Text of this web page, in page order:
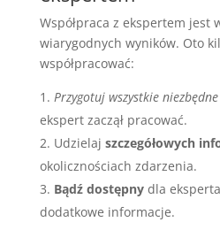
Współpraca z ekspertem jest
wiarygodnych wyników. Oto
współpracować:
Przygotuj wszystkie
ekspert zaczął pracować.
Udzielaj szczegółowych
okolicznościach zdarzenia.
Bądź dostępnydla
dodatkowe informacje.